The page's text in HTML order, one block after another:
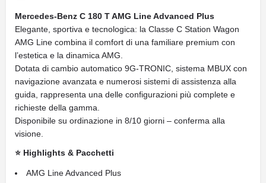
Mercedes-Benz C 180 T AMG Line Advanced Plus
Elegante, sportiva e tecnologica: la Classe C Station Wagon
AMG Line combina il comfort di una familiare premium con
l’estetica e la dinamica AMG.
Dotata di cambio automatico 9G-TRONIC, sistema MBUX con
navigazione avanzata e numerosi sistemi di assistenza alla
guida, rappresenta una delle configurazioni più complete e
richieste della gamma.
Disponibile su ordinazione in 8/10 giorni – conferma alla
visione.
⭐ Highlights & Pacchetti
AMG Line Advanced Plus